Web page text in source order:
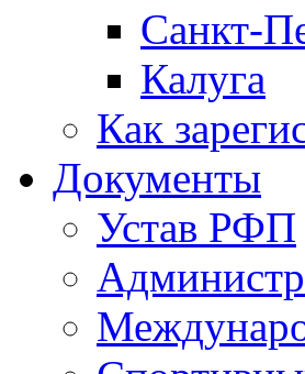
Санкт-
Калуга
Как
Документы
Устав РФП